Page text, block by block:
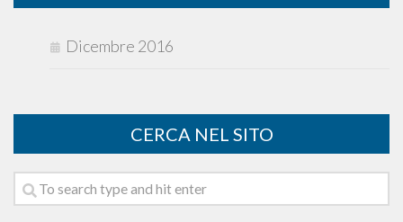
Dicembre 2016
CERCA NEL SITO